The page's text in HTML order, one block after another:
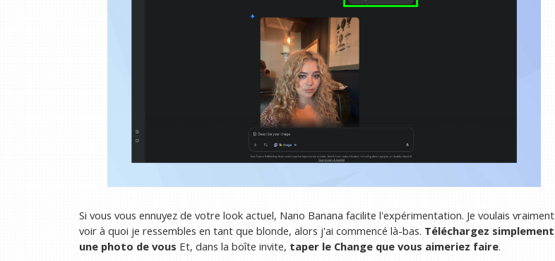
Si vous vous ennuyez de votre look actuel, Nano Banana facilite l'expérimentation. Je voulais vraiment
voir à quoi je ressembles en tant que blonde, alors j'ai commencé là-bas. Téléchargez simplement
une photo de vous Et, dans la boîte invite, taper le Change que vous aimeriez faire.